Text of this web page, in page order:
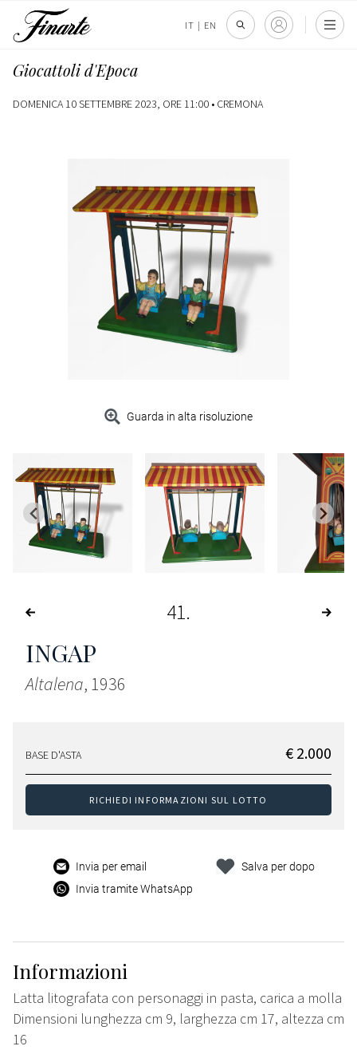
IT | EN
Giocattoli d'Epoca
DOMENICA 10 SETTEMBRE 2023, ORE 11:00 • CREMONA
Guarda in alta risoluzione
41
INGAP
Altalena, 1936
BASE D'ASTA € 2.000
RICHIEDI INFORMAZIONI SUL LOTTO
Invia per email
Invia tramite WhatsApp
Salva per dopo
Informazioni
Latta litografata con personaggi in pasta, carica a molla
Dimensioni lunghezza cm 9, larghezza cm 17, altezza cm
16